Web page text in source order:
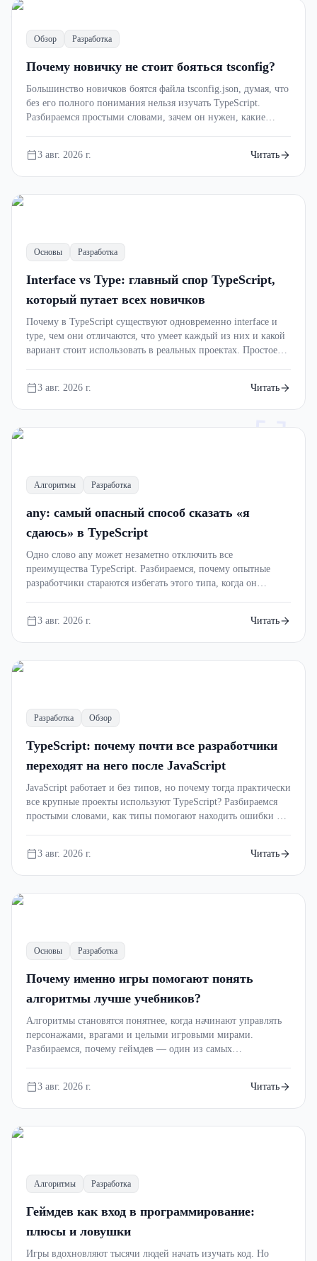
[]
()
fn
Обзор Разработка
Почему новичку не стоит бояться tsconfig?
Большинство новичков боятся файла tsconfig.json, думая, что
без его полного понимания нельзя изучать TypeScript.
Разбираемся простыми словами, зачем он нужен, какие
3 авг. 2026 г.
Читать
Основы Разработка
Interface vs Type: главный спор TypeScript,
который путает всех новичков
Почему в TypeScript существуют одновременно interface и
type, чем они отличаются, что умеет каждый из них и какой
вариант стоит использовать в реальных проектах. Простое
3 авг. 2026 г.
Читать
Алгоритмы Разработка
any: самый опасный способ сказать «я
сдаюсь» в TypeScript
Одно слово any может незаметно отключить все
преимущества TypeScript. Разбираемся, почему опытные
разработчики стараются избегать этого типа, когда он
3 авг. 2026 г. Читать
Разработка Обзор
TypeScript: почему почти все разработчики
переходят на него после JavaScript
JavaScript работает и без типов, но почему тогда практически
все крупные проекты используют TypeScript? Разбираемся
простыми словами, как типы помогают находить ошибки до
3 авг. 2026 г.
Читать
Основы Разработка
Почему именно игры помогают понять
алгоритмы лучше учебников?
Алгоритмы становятся понятнее, когда начинают управлять
персонажами, врагами и целыми игровыми мирами.
Разбираемся, почему геймдев — один из самых
3 авг. 2026 г. Читать
Алгоритмы Разработка
Геймдев как вход в программирование:
плюсы и ловушки
Игры вдохновляют тысячи людей начать изучать код. Но